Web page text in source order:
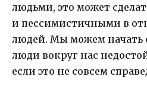
людьми, это может
и пессимистичными в
людей. Мы можем начать
люди вокруг нас
если это не совсем